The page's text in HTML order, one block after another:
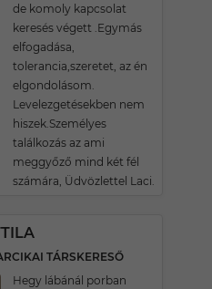
de komoly kapcsolat
keresés végett .Egymás
elfogadása,
tolerancia,szeretet, az én
elgondolásom.
Levelezgetésekben nem
hiszek.Személyes
találkozás az ami
meggyőző mind két fél
számára, Üdvözlettel Laci.
TÁRSKERESŐ
Hegy lábánál porban